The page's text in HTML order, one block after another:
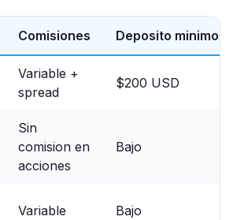
Comisiones Deposito minimo
Variable +
spread
$200 USD
Sin
comision en
acciones
Bajo
Variable Bajo